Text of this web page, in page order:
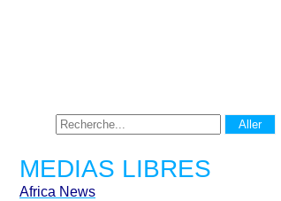
MEDIAS LIBRES
Africa News